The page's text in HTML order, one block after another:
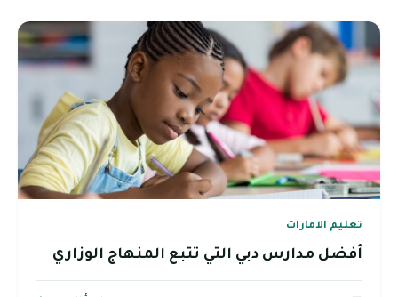
تعليم الامارات
أفضل مدارس دبي التي تتبع المنهاج الوزاري